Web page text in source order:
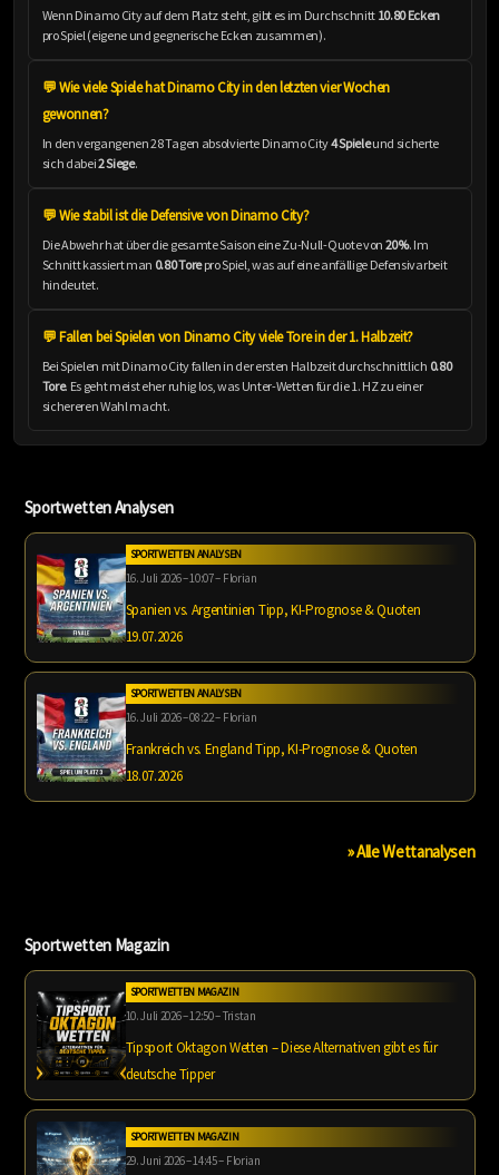
Wenn Dinamo City auf dem Platz steht, gibt es im Durchschnitt 10.80 Ecken
pro Spiel (eigene und gegnerische Ecken zusammen).
💬 Wie viele Spiele hat Dinamo City in den letzten vier Wochen
gewonnen?
In den vergangenen 28 Tagen absolvierte Dinamo City4 Spieleund sicherte
sich dabei2 Siege.
💬 Wie stabil ist die Defensive von Dinamo City?
Die Abwehr hat über die gesamte Saison eine Zu-Null-Quote von 20%. Im
Schnitt kassiert man 0.80 Torepro Spiel, was auf eine anfällige Defensivarbeit
hindeutet.
💬 Fallen bei Spielen von Dinamo City viele Tore in der 1. Halbzeit?
Bei Spielen mit Dinamo City fallen in der ersten Halbzeit durchschnittlich 0.80
Tore. Es geht meist eher ruhig los, was Unter-Wetten für die 1. HZ zu einer
sichereren Wahl macht.
Sportwetten Analysen
SPORTWETTEN ANALYSEN
16. Juli 2026 – 10:07 – Florian
Spanien vs. Argentinien Tipp, KI-Prognose & Quoten
19.07.2026
SPORTWETTEN ANALYSEN
16. Juli 2026 – 08:22 – Florian
Frankreich vs. England Tipp, KI-Prognose & Quoten
18.07.2026
» Alle Wettanalysen
Sportwetten Magazin
SPORTWETTEN MAGAZIN
10. Juli 2026 – 12:50 – Tristan
Tipsport Oktagon Wetten – Diese Alternativen gibt es für
deutsche Tipper
SPORTWETTEN MAGAZIN
29. Juni 2026 – 14:45 – Florian